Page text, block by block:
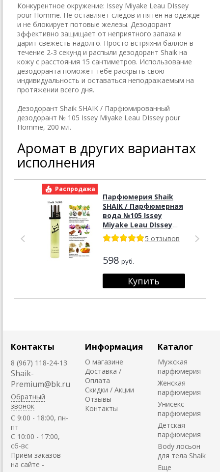
Конкурентное окружение: Issey Miyake Leau DIssey
pour Homme. Не оставляет следов и пятен на одежде
и не блокирует потовые железы. Дезодорант
эффективно защищает от неприятного запаха и
дарит свежесть надолго. Просто встряхни баллон в
течение 2-3 секунд и распыли дезодорант Shaik на
кожу с расстояния 15 сантиметров. Использование
дезодоранта поможет тебе раскрыть свою
индивидуальность и оставаться неподражаемым на
протяжении всего дня.
Дезодорант Shaik SHAIK / Парфюмированный
дезодорант № 105 Issey Miyake Leau DIssey pour
Homme, 200 мл.
Аромат в других вариантах
исполнения
Распродажа
Парфюмерия Shaik
SHAIK / Парфюмерная
вода №105 Issey
Miyake Leau DIssey
pour Homme 20мл
5 отзывов
598 руб.
Контакты
8 (967) 118-24-13
Shaik-
Premium@bk.ru
Обратный
звонок
C 9:00 - 18:00, пн-
пт
С 10:00 - 17:00,
сб-вс
Приём заказов
на сайте -
Информация
О магазине
Доставка /
Оплата
Скидки / Акции
Отзывы
Контакты
Каталог
Мужская
парфюмерия
Женская
парфюмерия
Унисекс
парфюмерия
Детская
парфюмерия
Body лосьон
для тела Shaik